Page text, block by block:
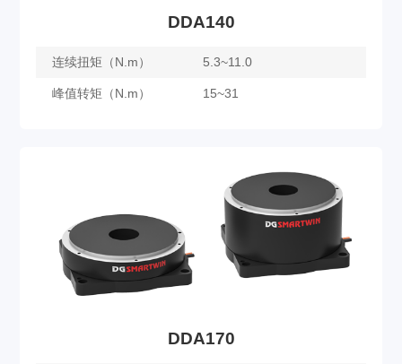
DDA140
连续扭矩（N.m） 5.3~11.0
峰值转矩（N.m） 15~31
了解更多
DDA170